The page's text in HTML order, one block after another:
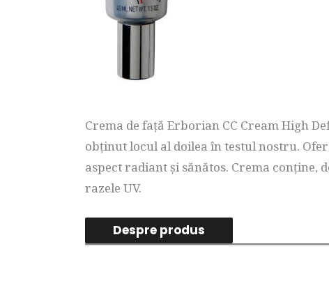
Crema de față Erborian CC Cream High
obținut locul al doilea în testul nostru.
aspect radiant și sănătos. Crema conține,
razele UV.
Despre produs